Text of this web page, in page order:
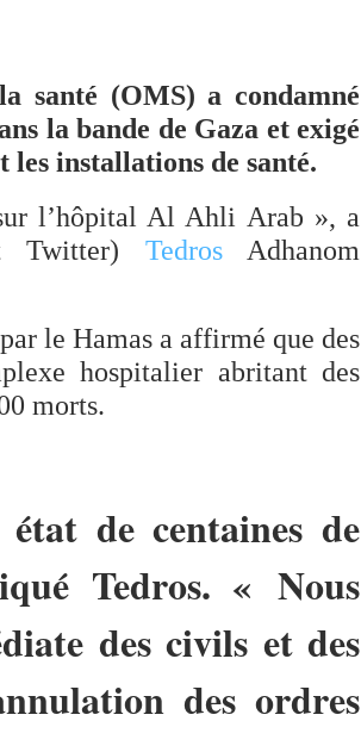
santé (OMS) a condamné
la bande de Gaza et exigé
installations de santé.
l’hôpital Al Ahli Arab », a
Twitter) TedrosAdhanom
le Hamas a affirmé que des
hospitalier abritant des
morts.
de centaines de
Tedros. « Nous
des civils et des
des ordres